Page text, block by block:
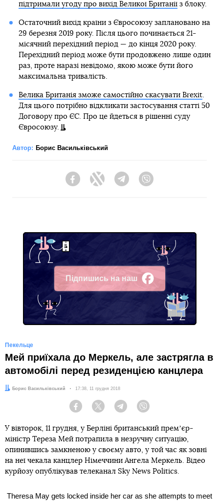
підтримали угоду про вихід Великої Британіїз блоку.
Остаточний вихід країни з Євросоюзу заплановано на
29 березня 2019 року. Після цього починається 21-
місячний перехідний період — до кінця 2020 року.
Перехідний період може бути продовжено лише один
раз, проте наразі невідомо, якою може бути його
максимальна тривалість.
Велика Британія зможе самостійно скасувати Brexit.
Для цього потрібно відкликати застосування статті 50
Договору про ЄС. Про це йдеться в рішенні суду
Євросоюзу.
Автор: Борис Васильківський
FacebookTwitter Telegram
Підпишись на наш
Facebook
Пекельце
Мей приїхала до Меркель, але застрягла в
автомобілі перед резиденцією канцлера
Автор:Борис Васильківський Дата:
17:38, 11 грудня 2018
Facebook Twitter Telegram
У вівторок, 11 грудня, у Берліні британський премʼєр-
міністр Тереза Мей потрапила в незручну ситуацію,
опинившись замкненою у своєму авто, у той час як зовні
на неї чекала канцлер Німеччини Ангела Меркель. Відео
курйозу опублікував телеканал Sky News Politics.
Theresa May gets locked inside her car as she attempts to meet